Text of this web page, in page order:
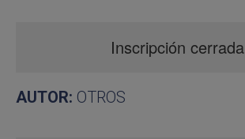
Inscripción cerrada
AUTOR: OTROS